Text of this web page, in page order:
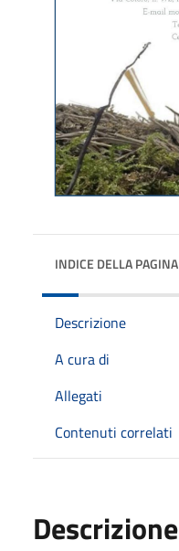
INDICE DELLA PAGINA
Descrizione
A cura di
Allegati
Contenuti correlati
Descrizione